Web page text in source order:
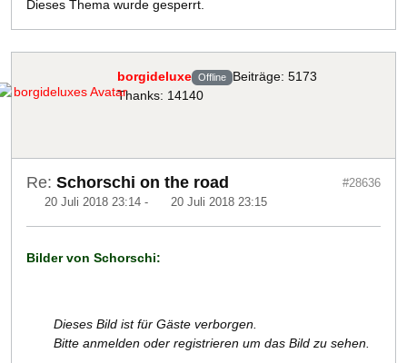
Dieses Thema wurde gesperrt.
borgideluxe Offline Beiträge: 5173
Thanks: 14140
Re: Schorschi on the road
20 Juli 2018 23:14 - 20 Juli 2018 23:15
#28636
Bilder von Schorschi:
Dieses Bild ist für Gäste verborgen.
Bitte anmelden oder registrieren um das Bild zu sehen.